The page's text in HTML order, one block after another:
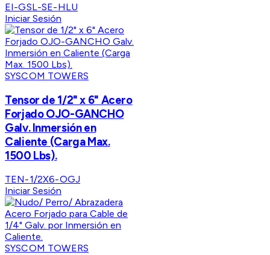
EI-GSL-SE-HLU
Iniciar Sesión
SYSCOM TOWERS
Tensor de 1/2" x 6" Acero
Forjado OJO-GANCHO
Galv. Inmersión en
Caliente (Carga Max.
1500 Lbs).
TEN-1/2X6-OGJ
Iniciar Sesión
SYSCOM TOWERS